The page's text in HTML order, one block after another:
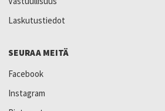
Laskutustiedot
SEURAA MEITÄ
Facebook
Instagram